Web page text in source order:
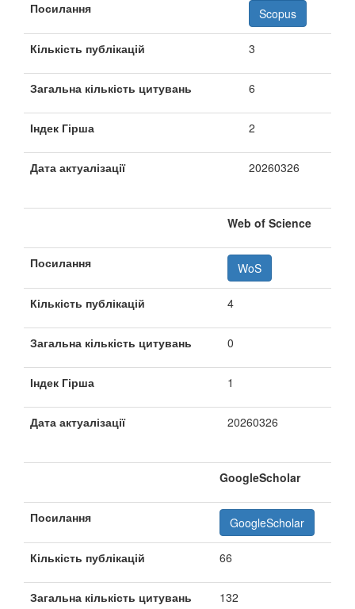
Посилання Scopus
Кількість публікацій 3
Загальна кількість цитувань 6
Індек Гірша 2
Дата актуалізації 20260326
Web of Science
Посилання WoS
Кількість публікацій 4
Загальна кількість цитувань 0
Індек Гірша 1
Дата актуалізації 20260326
GoogleScholar
Посилання GoogleScholar
Кількість публікацій 66
Загальна кількість цитувань 132